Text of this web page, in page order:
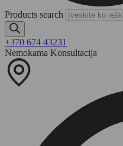
Products search
+370 674 43231
Nemokama Konsultacija